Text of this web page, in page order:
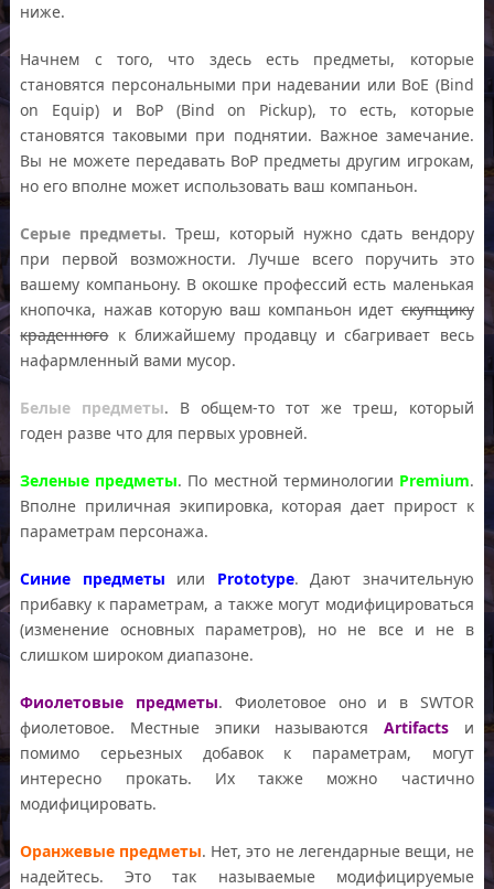
ниже.
Начнем с того, что здесь есть предметы, которые
становятся персональными при надевании или BoE (Bind
on Equip) и BoP (Bind on Pickup), то есть, которые
становятся таковыми при поднятии. Важное замечание.
Вы не можете передавать BoP предметы другим игрокам,
но его вполне может использовать ваш компаньон.
Серые предметы. Треш, который нужно сдать вендору
при первой возможности. Лучше всего поручить это
вашему компаньону. В окошке профессий есть маленькая
кнопочка, нажав которую ваш компаньон идетскупщику
краденногок ближайшему продавцу и сбагривает весь
нафармленный вами мусор.
Белые предметы. В общем-то тот же треш, который
годен разве что для первых уровней.
Зеленые предметы. По местной терминологии Premium.
Вполне приличная экипировка, которая дает прирост к
параметрам персонажа.
Синие предметы или Prototype. Дают значительную
прибавку к параметрам, а также могут модифицироваться
(изменение основных параметров), но не все и не в
слишком широком диапазоне.
Фиолетовые предметы. Фиолетовое оно и в SWTOR
фиолетовое. Местные эпики называются Artifactsи
помимо серьезных добавок к параметрам, могут
интересно прокать. Их также можно частично
модифицировать.
Оранжевые предметы. Нет, это не легендарные вещи, не
надейтесь. Это так называемые модифицируемые